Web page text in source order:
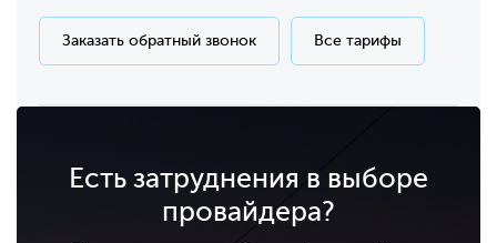
Заказать обратный звонок Все тарифы
Есть затруднения в выборе
провайдера?